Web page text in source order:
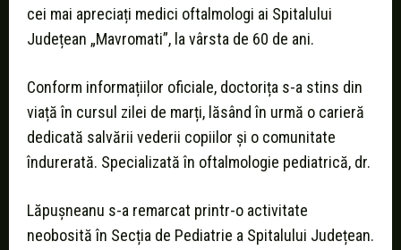
cei mai apreciați medici oftalmologi ai Spitalului
Județean „Mavromati”, la vârsta de 60 de ani.
Conform informațiilor oficiale, doctorița s-a stins din
viață în cursul zilei de marți, lăsând în urmă o carieră
dedicată salvării vederii copiilor și o comunitate
îndurerată. Specializată în oftalmologie pediatrică, dr.
Lăpușneanu s-a remarcat printr-o activitate
neobosită în Secția de Pediatrie a Spitalului Județean.